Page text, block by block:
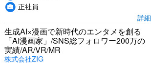
正社員
詳細
生成AI×漫画で新時代のエンタメを創る
「AI漫画家」/SNS総フォロワー200万の
実績/AR/VR/MR
株式会社ZIG